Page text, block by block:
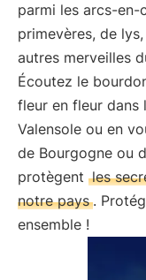
parmi les arcs-
primevères, de
autres merveilles
Écoutez le
fleur en fleur dans
Valensole ou en
de Bourgogne ou
protègent les
notre pays .
ensemble !